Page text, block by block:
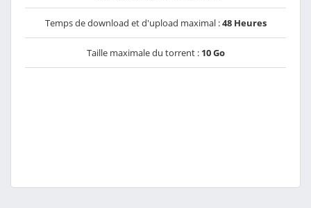
Temps de download et d'upload maximal :48 Heures
Taille maximale du torrent : 10 Go